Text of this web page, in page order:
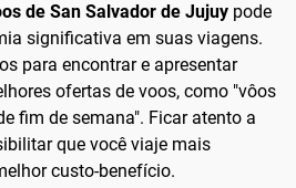
de San Salvador de Jujuy pode
significativa em suas viagens.
para encontrar e apresentar
ofertas de voos, como "vôos
fim de semana". Ficar atento a
que você viaje mais
custo-benefício.